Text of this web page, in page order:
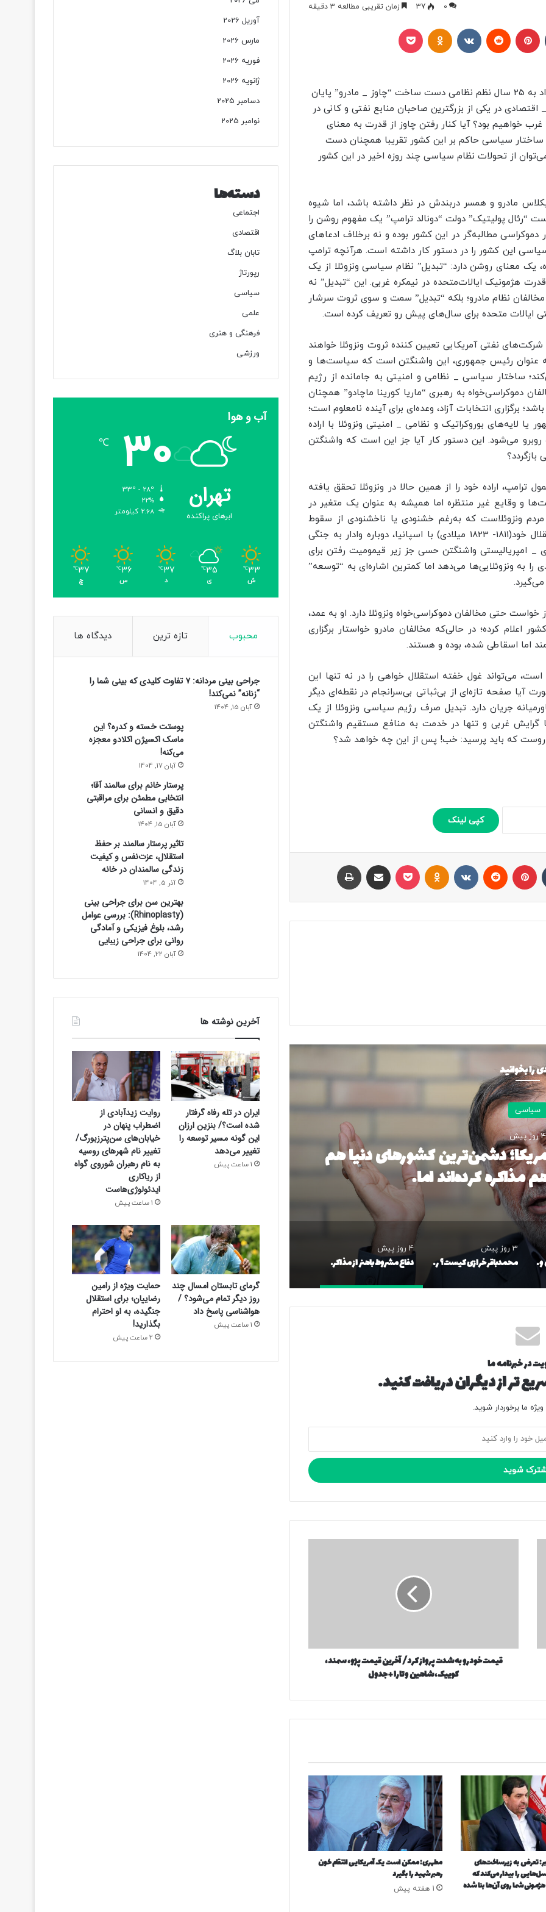
0
37 زمان تقریبی مطالعه 3 دقیقه
آیا آنچه شنبه (سوم ژانویه 2026) در این کشور رخ داد به 25 سال نظم نظامی دست ساخت “چاوز _ مادرو” پایان
در یکی از بزرگترین صاحبان منابع نفتی و کانی در
خواهیم بود؟ آیا کنار رفتن چاوز از قدرت به معنای
ساختار سیاسی حاکم بر این کشور تقریبا همچنان دست
از تحولات نظام سیاسی چند روزه اخیر در این کشور
مادرو و همسر دربندش در نظر داشته باشد، اما شیوه
“رئال پولیتیک” دولت “دونالد ترامپ” یک مفهوم روشن را
مطالبه‌گر در این کشور بوده و نه برخلاف ادعاهای
این کشور را در دستور کار داشته است. هرآنچه ترامپ
یک معنای روشن دارد: “تبدیل” نظام سیاسی ونزوئلا از یک
هژمونیک ایالات‌متحده در نیمکره غربی. این “تبدیل” نه
نظام مادرو؛ بلکه “تبدیل” سمت و سوی ثروت سرشار
ایالات متحده برای سال‌های پیش رو تعریف کرده است.
نفتی آمریکایی تعیین کننده ثروت ونزوئلا خواهند
به عنوان رئیس جمهوری، این واشنگتن است که سیاست‌ها و
ساختار سیاسی _ نظامی و امنیتی به جامانده از رژیم
دموکراسی‌خواه به رهبری “ماریا کورینا ماچادو” همچنان
برگزاری انتخابات آزاد، وعده‌ای برای آینده نامعلوم است؛
بوروکراتیک و نظامی _ امنیتی ونزوئلا با اراده
روبرو می‌شود. این دستور کار آیا جز این است که واشنگتن
اراده خود را از همین حالا در ونزوئلا تحقق یافته
و وقایع غیر منتظره اما همیشه به عنوان یک متغیر در
ونزوئلاست که به‌رغم خشنودی یا ناخشنودی از سقوط
مادرو، نمی‌خواهند بیش یک قرن پس از جنگ استقلال خود(1811- 1823 میلادی) با اسپانیا، دوباره وادار به جنگی
_ امپریالیستی واشنگتن حسی جز زیر قیمومیت رفتن برای
را به ونزوئلایی‌ها می‌دهد اما کمترین اشاره‌ای به “توسعه”
خواست حتی مخالفان دموکراسی‌خواه ونزوئلا دارد. او به عمد،
اعلام کرده؛ در حالی‌که مخالفان مادرو خواستار برگزاری
اما اسقاطی شده، بوده‌ و هستند.
می‌تواند غول خفته استقلال خواهی را در نه تنها این
آیا صفحه تازه‌ای از بی‌ثباتی بی‌سرانجام در نقطه‌ای دیگر
جریان دارد. تبدیل صرف رژیم سیاسی ونزوئلا از یک
گرایش غربی و تنها در خدمت به منافع مستقیم واشنگتن
روست که باید پرسید: خب! پس از این چه خواهد شد؟
کپی لینک
را بخوانید
سیاسی
4 روز پیش
دشمن‌ترین کشورهای دنیا هم
مذاکره کرده‌اند اما…
روایت زیدآبادی از اضطراب پنهان در
نام شهرهای روسیه به نام رهبران
جزئیاتی از مذاکرات ایران و عمان بر سر تنگه هرمز/ سخنگوی هیات رئیسه مجلس: بیانیه‌ای شامل تصحیح مسیر تردد دریایی در تنگه، در آستانه نهایی شدن است
3 روز پیش
محمدباقر خرازی کیست؟ روحانی با روایات جنجالی، سوداگر «دولت حزب‌الله» و گوینده ادعایی که توسط دفتر رهبری تکذیب شد
4 روز پیش
دفاع مشروط باهنر از مذاکره با آمریکا؛ دشمن‌ترین کشورهای دنیا هم در طول تاریخ با هم مذاکره کرده‌اند اما…
در خبرنامه ما
تر از دیگران دریافت کنید.
ما برخوردار شوید.
و
د
ا
ز
ک
ر
د
/
آ
خ
ر
ی
ن
قیمت خودرو به شدت پرواز کرد/ آخرین قیمت پژو، سمند،
کوییک، شاهین و تارا + جدول
تعرض به زیرساخت‌های
را بیدار می‌کند که
هژمونی شما روی آن‌ها بنا شده
مطهری: ممکن است یک آمریکایی انتقام خون
رهبر شهید را بگیرد
1 هفته پیش
آوریل 2026
مارس 2026
فوریه 2026
ژانویه 2026
دسامبر 2025
نوامبر 2025
دسته‌ها
اجتماعی
اقتصادی
تابان بلاگ
رپورتاژ
سیاسی
علمی
فرهنگی و هنری
ورزشی
آب و هوا
تهران
ابرهای پراکنده
30
℃
22%
2.68 کیلومتر
33
℃
ش
35
℃
ی
37
℃
د
36
℃
س
37
℃
چ
محبوب تازه ترین دیدگاه ها
جراحی بینی مردانه: ۷ تفاوت کلیدی که بینی شما را
“زنانه” نمی‌کند!
آبان 15, 1404
پوستت خسته و کدره؟ این
ماسک اکسیژن اکلادو معجزه
می‌کنه!
آبان 17, 1404
پرستار خانم برای سالمند آقا؛
انتخابی مطمئن برای مراقبتی
دقیق و انسانی
آبان 15, 1404
تاثیر پرستار سالمند بر حفظ
استقلال، عزت‌نفس و کیفیت
زندگی سالمندان در خانه
آذر 5, 1404
بهترین سن برای جراحی بینی
(Rhinoplasty): بررسی عوامل
رشد، بلوغ فیزیکی و آمادگی
روانی برای جراحی زیبایی
آبان 22, 1404
آخرین نوشته ها
ایران در تله رفاه گرفتار
شده است؟/ بنزین ارزان
این گونه مسیر توسعه را
تغییر می‌دهد
1 ساعت پیش
روایت زیدآبادی از
اضطراب پنهان در
خیابان‌های سن‌پترزبورگ/
تغییر نام شهرهای روسیه
به نام رهبران شوروی گواه
از ریاکاری
ایدئولوژی‌هاست
1 ساعت پیش
گرمای تابستان امسال چند
روز دیگر تمام می‌شود؟ /
هواشناسی پاسخ داد
1 ساعت پیش
حمایت ویژه از رامین
رضاییان؛ برای استقلال
جنگیده، به او احترام
بگذارید!
2 ساعت پیش